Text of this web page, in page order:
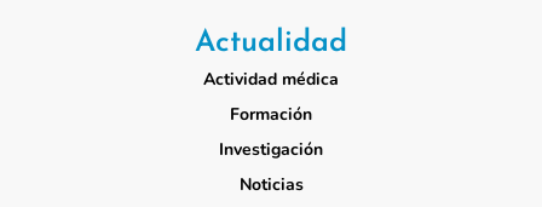
Actualidad
Actividad médica
Formación
Investigación
Noticias